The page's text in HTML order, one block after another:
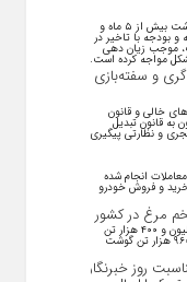
رئیس صنف جایگاههای سوخت کشور گفت: با وجود گذشت بیش از ۵ ماه و
و بودجه با تاخیر در
سوخت، موجب زیان دهی
مواجه کرده است.
و سفته‌بازی
خالی و قانون
به قانون تبدیل
و نظارتی پیگیری
۱۷ مرداد بر اساس معاملات انجام شده
و فروش خودرو
معاون وزیر جهاد کشاورزی گفت: بنابر آمار حدود یک میلیون و ۴۰۰ هزار تن
تخم‌مرغ، ۳ میلیون و ۲۶۰ هزار تن گوشت مرغ و حدود ۹۶۰ هزار تن گوشت
روز خبرنگار